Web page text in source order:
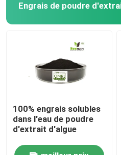
Engrais de poudre
100% engrais solubles
dans l'eau de poudre
d'extrait d'algue